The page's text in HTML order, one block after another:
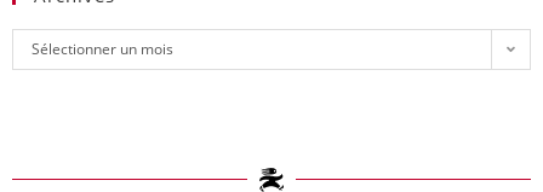
Sélectionner un mois